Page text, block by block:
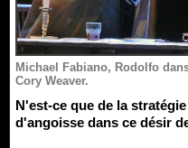
Michael Fabiano, Rodolfo
Cory Weaver.
N'est-ce que de la stratégie ou ne se glisse-t-il pas un peu
d'angoisse dans ce désir